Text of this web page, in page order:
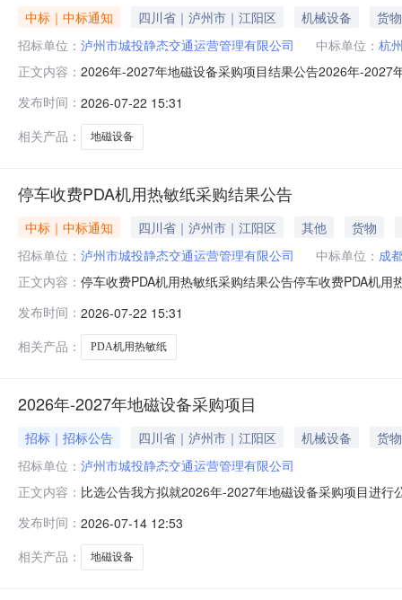
中标｜中标通知 四川省｜泸州市｜江阳区 机械设备
货物
招标单位： 泸州市城投静态交通运营管理有限公司 中标单位： 杭
正文内容： 2026年-2027年地磁设备采购项目结果公告2026年-2027
货，下单后15天内到货。泸州市城投静态交通运营管理
发布时间： 2026-07-22 15:31
相关产品：
地磁设备
停车收费PDA机用热敏纸采购结果公告
中标｜中标通知 四川省｜泸州市｜江阳区 其他
货物
招标单位： 泸州市城投静态交通运营管理有限公司 中标单位： 成
正文内容： 停车收费PDA机用热敏纸采购结果公告停车收费PDA机
内交货完毕。泸州市城投静态交通运营管理有限公司
发布时间： 2026-07-22 15:31
相关产品：
PDA机用热敏纸
2026年-2027年地磁设备采购项目
招标｜招标公告 四川省｜泸州市｜江阳区 机械设备
货物
招标单位： 泸州市城投静态交通运营管理有限公司
正文内容： 比选公告我方拟就2026年-2027年地磁设备采购项目进
调试工具。具体数量以采购单位下发的采购单为准）。4
目控制价9930
发布时间： 2026-07-14 12:53
相关产品：
地磁设备